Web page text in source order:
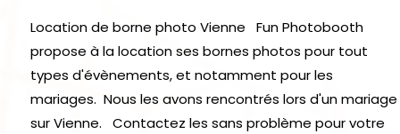
Location de borne photo Vienne Fun Photobooth
propose à la location ses bornes photos pour tout
types d'évènements, et notamment pour les
mariages. Nous les avons rencontrés lors d'un mariage
sur Vienne. Contactez les sans problème pour votre